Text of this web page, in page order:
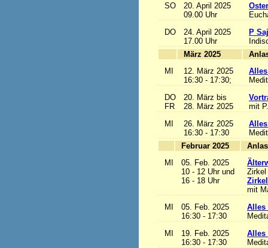
SO
20. April 2025
09.00 Uhr
DO
24. April 2025
17.00 Uhr
P
März 2025
MI
12. März 2025
16:30 - 17:30;
DO
FR
20. März bis
28. März 2025
mit
MI
26. März 2025
16:30 - 17:30
Februar 2025
MI
05. Feb. 2025
10 - 12 Uhr und
16 - 18 Uhr
Zirkel
mit
MI
05. Feb. 2025
16:30 - 17:30
Alles
MI
19. Feb. 2025
16:30 - 17:30
Alles